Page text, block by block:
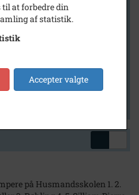
på Husmandsskolen 1. 2.
at forbedre din
af statistik.
Accepter valgte